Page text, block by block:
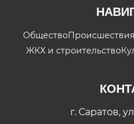
ОбществоПроисшествия
ЖКХ и строительство
г. Саратов,